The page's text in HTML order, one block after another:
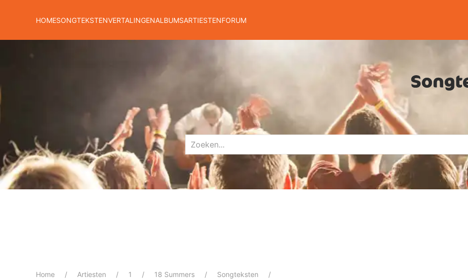
HOMESONGTEKSTENVERTALINGENALBUMSARTIESTENFORUM
Home Artiesten 1 18 Summers Songteksten